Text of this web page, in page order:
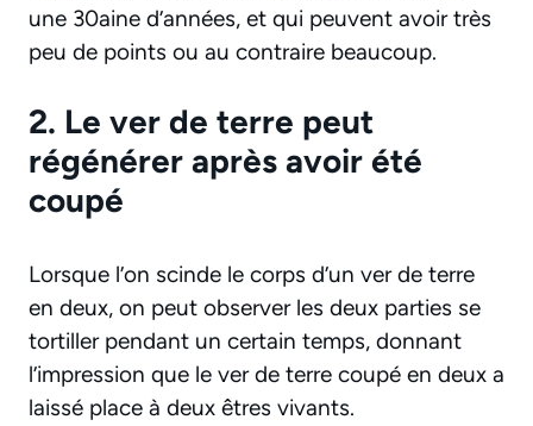
une 30aine d’années, et qui peuvent avoir très
peu de points ou au contraire beaucoup.
2. Le ver de terre peut
régénérer après avoir été
coupé
Lorsque l’on scinde le corps d’un ver de terre
en deux, on peut observer les deux parties se
tortiller pendant un certain temps, donnant
l’impression que le ver de terre coupé en deux a
laissé place à deux êtres vivants.